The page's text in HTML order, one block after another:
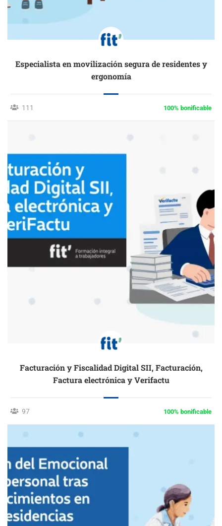
Especialista en movilización segura de residentes y
ergonomía
111 100% bonificable
Facturación y Fiscalidad Digital SII, Facturación,
Factura electrónica y Verifactu
97 100% bonificable